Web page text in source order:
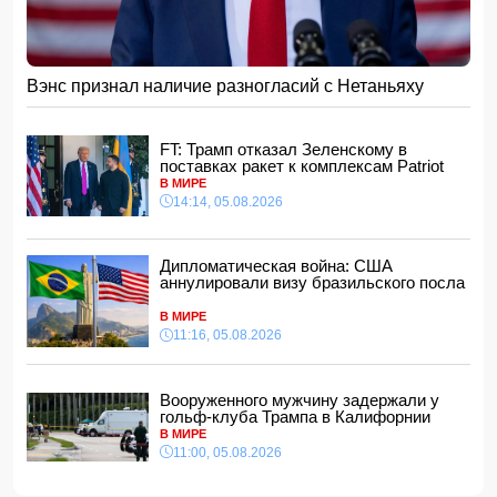
получил удар ножом в сердце
10:10, 06.08.2026
Останки пропавшей в Греции туристки нашли в
чемодане
10:00, 06.08.2026
Эль-Ниньо
21:48, 05.08.2026
Турция активизирует посредничество в урегулировании
украинского конфликта
Мушфиг Алескерли: Новые правила регулирования
использования детьми социальных сетей сформируют
цифровую правовую среду
21:16, 05.08.2026
Потраченные Западом миллиарды могли бы превратить
Украину в Дубай
Зеленый чай назвали одним из лучших напитков для
борьбы с хроническим воспалением
20:48, 05.08.2026
Вэнс признал наличие разногласий с Нетаньяху
FT: Трамп отказал Зеленскому в
поставках ракет к комплексам Patriot
В МИРЕ
14:14, 05.08.2026
Дипломатическая война: США
аннулировали визу бразильского посла
В МИРЕ
11:16, 05.08.2026
Вооруженного мужчину задержали у
гольф-клуба Трампа в Калифорнии
В МИРЕ
11:00, 05.08.2026